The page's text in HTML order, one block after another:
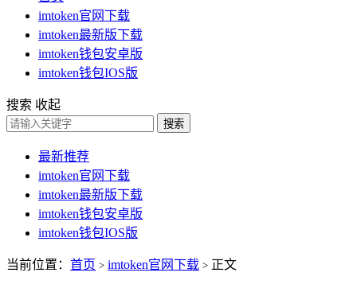
imtoken官网下载
imtoken最新版下载
imtoken钱包安卓版
imtoken钱包IOS版
搜索 收起
搜索
最新推荐
imtoken官网下载
imtoken最新版下载
imtoken钱包安卓版
imtoken钱包IOS版
当前位置： 首页 > imtoken官网下载 > 正文